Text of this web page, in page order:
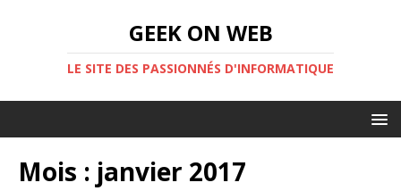
GEEK ON WEB
LE SITE DES PASSIONNÉS D'INFORMATIQUE
Mois : janvier 2017